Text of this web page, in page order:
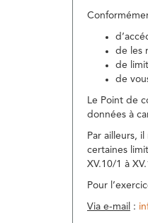
de les
de
de
Le Point de
données à
Par ailleurs,
certaines
XV.10/1 à
Pour
Via e-mail :